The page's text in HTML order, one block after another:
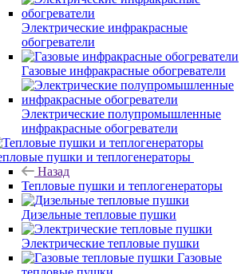
Электрические инфракрасные
обогреватели
Газовые инфракрасные обогреватели
Электрические полупромышленные
инфракрасные обогреватели
пушки и теплогенераторы
Назад
Тепловые пушки и теплогенераторы
Дизельные тепловые пушки
Электрические тепловые пушки
Газовые